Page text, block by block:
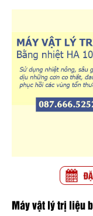
Máy vật lý trị liệu